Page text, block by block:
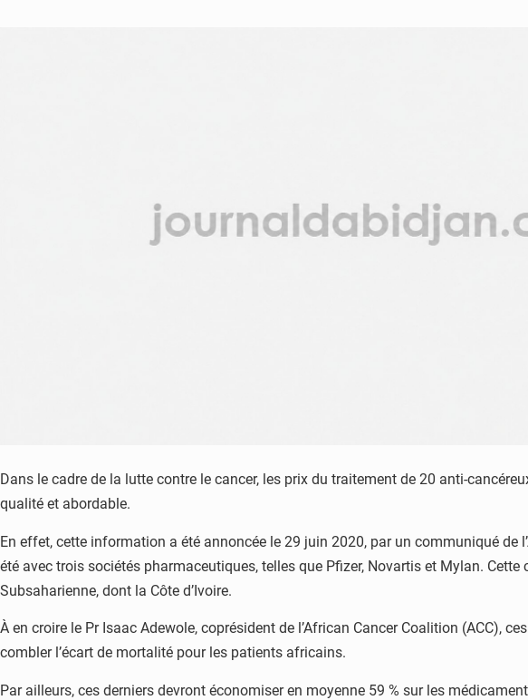
Dans le cadre de la lutte contre le cancer, les prix du traitement de 20 anti-
qualité et abordable.
En effet, cette information a été annoncée le 29 juin 2020, par un communiqué de
été avec trois sociétés pharmaceutiques, telles que Pfizer, Novartis et Mylan.
Subsaharienne, dont la Côte d’Ivoire.
À en croire le Pr Isaac Adewole, coprésident de l’African Cancer Coalition (ACC),
combler l’écart de mortalité pour les patients africains.
Par ailleurs, ces derniers devront économiser en moyenne 59 % sur les